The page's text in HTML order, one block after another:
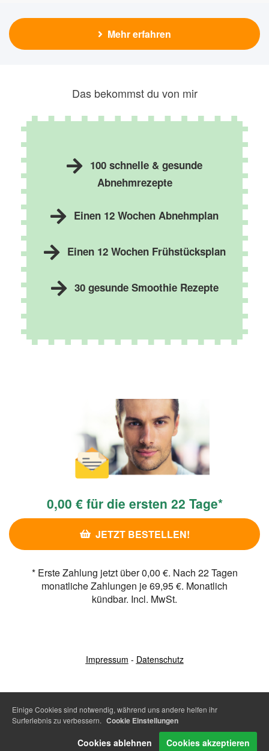
Mehr erfahren
Das bekommst du von mir
100 schnelle & gesunde
Abnehmrezepte
Einen 12 Wochen Abnehmplan
Einen 12 Wochen Frühstücksplan
30 gesunde Smoothie Rezepte
0,00 € für die ersten 22 Tage*
JETZT BESTELLEN!
*Erste Zahlung jetzt über 0,00 €. Nach 22 Tagen
monatliche Zahlungen je 69,95 €. Monatlich
kündbar. Incl. MwSt.
Impressum - Datenschutz
Einige Cookies sind notwendig, während uns andere helfen ihr
Surferlebnis zu verbessern. Cookie Einstellungen
Cookies ablehnen Cookies akzeptieren